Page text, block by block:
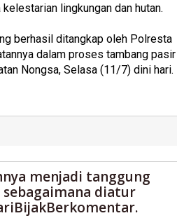
lingkungan dan hutan.
berhasil ditangkap oleh Polresta
dalam proses tambang pasir
Nongsa, Selasa (11/7) dini hari.
menjadi tanggung
diatur